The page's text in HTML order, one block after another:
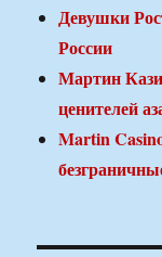
Девушки
России
Мартин
ценителей
Martin